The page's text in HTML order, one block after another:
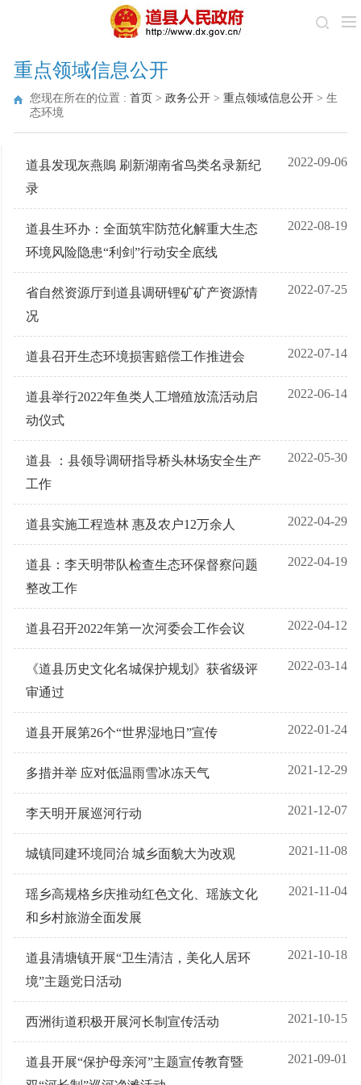
重点领域信息公开
您现在所在的位置 : 首页 > 政务公开 > 重点领域信息公开 > 生
态环境
道县发现灰燕鵙 刷新湖南省鸟类名录新纪
录
2022-09-06
道县生环办：全面筑牢防范化解重大生态
环境风险隐患“利剑”行动安全底线
2022-08-19
省自然资源厅到道县调研锂矿矿产资源情
况
2022-07-25
道县召开生态环境损害赔偿工作推进会 2022-07-14
道县举行2022年鱼类人工增殖放流活动启
动仪式
2022-06-14
道县 ：县领导调研指导桥头林场安全生产
工作
2022-05-30
道县实施工程造林 惠及农户12万余人 2022-04-29
道县：李天明带队检查生态环保督察问题
整改工作
2022-04-19
道县召开2022年第一次河委会工作会议 2022-04-12
《道县历史文化名城保护规划》获省级评
审通过
2022-03-14
道县开展第26个“世界湿地日”宣传 2022-01-24
多措并举 应对低温雨雪冰冻天气 2021-12-29
李天明开展巡河行动 2021-12-07
城镇同建环境同治 城乡面貌大为改观 2021-11-08
瑶乡高规格乡庆推动红色文化、瑶族文化
和乡村旅游全面发展
2021-11-04
道县清塘镇开展“卫生清洁，美化人居环
境”主题党日活动
2021-10-18
西洲街道积极开展河长制宣传活动 2021-10-15
道县开展“保护母亲河”主题宣传教育暨
2021-09-01